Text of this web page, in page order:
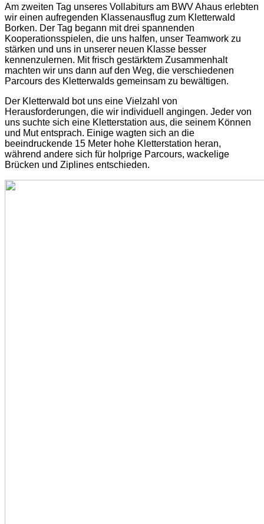
Am zweiten Tag unseres Vollabiturs am BWV Ahaus erlebten
wir einen aufregenden Klassenausflug zum Kletterwald
Borken. Der Tag begann mit drei spannenden
Kooperationsspielen, die uns halfen, unser Teamwork zu
stärken und uns in unserer neuen Klasse besser
kennenzulernen. Mit frisch gestärktem Zusammenhalt
machten wir uns dann auf den Weg, die verschiedenen
Parcours des Kletterwalds gemeinsam zu bewältigen.
Der Kletterwald bot uns eine Vielzahl von
Herausforderungen, die wir individuell angingen. Jeder von
uns suchte sich eine Kletterstation aus, die seinem Können
und Mut entsprach. Einige wagten sich an die
beeindruckende 15 Meter hohe Kletterstation heran,
während andere sich für holprige Parcours, wackelige
Brücken und Ziplines entschieden.